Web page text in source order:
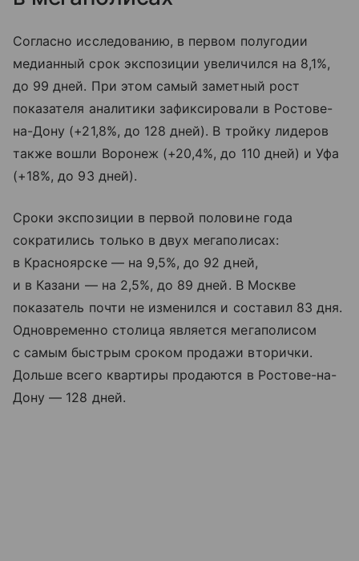
Согласно исследованию, в первом полугодии
медианный срок экспозиции увеличился на 8,1%,
до 99 дней. При этом самый заметный рост
показателя аналитики зафиксировали в Ростове-
на-Дону (+21,8%, до 128 дней). В тройку лидеров
также вошли Воронеж (+20,4%, до 110 дней) и Уфа
(+18%, до 93 дней).
Сроки экспозиции в первой половине года
сократились только в двух мегаполисах:
в Красноярске — на 9,5%, до 92 дней,
и в Казани — на 2,5%, до 89 дней. В Москве
показатель почти не изменился и составил 83 дня.
Одновременно столица является мегаполисом
с самым быстрым сроком продажи вторички.
Дольше всего квартиры продаются в Ростове-на-
Дону — 128 дней.